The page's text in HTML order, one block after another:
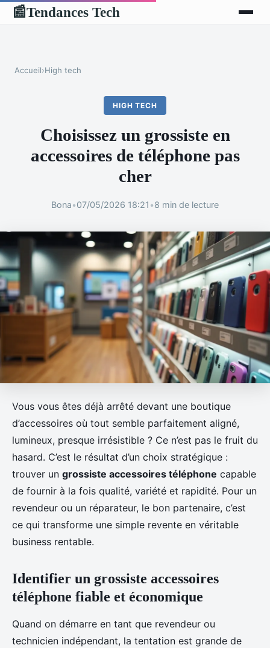
📰Tendances Tech
Accueil›High tech
HIGH TECH
Choisissez un grossiste en
accessoires de téléphone pas
cher
Bona•07/05/2026 18:21 •8 min de lecture
Vous vous êtes déjà arrêté devant une boutique
d’accessoires où tout semble parfaitement aligné,
lumineux, presque irrésistible ? Ce n’est pas le fruit du
hasard. C’est le résultat d’un choix stratégique :
trouver un grossiste accessoires téléphone capable
de fournir à la fois qualité, variété et rapidité. Pour un
revendeur ou un réparateur, le bon partenaire, c’est
ce qui transforme une simple revente en véritable
business rentable.
Identifier un grossiste accessoires
téléphone fiable et économique
Quand on démarre en tant que revendeur ou
technicien indépendant, la tentation est grande de